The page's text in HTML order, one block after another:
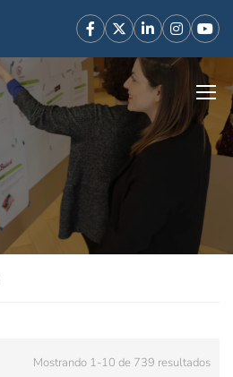
Mostrando 1-10 de 739 resultados